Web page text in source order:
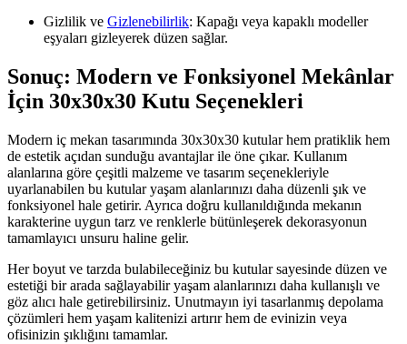
Gizlilik ve Gizlenebilirlik: Kapağı veya kapaklı modeller
eşyaları gizleyerek düzen sağlar.
Sonuç: Modern ve Fonksiyonel Mekânlar
İçin 30x30x30 Kutu Seçenekleri
Modern iç mekan tasarımında 30x30x30 kutular hem pratiklik hem
de estetik açıdan sunduğu avantajlar ile öne çıkar. Kullanım
alanlarına göre çeşitli malzeme ve tasarım seçenekleriyle
uyarlanabilen bu kutular yaşam alanlarınızı daha düzenli şık ve
fonksiyonel hale getirir. Ayrıca doğru kullanıldığında mekanın
karakterine uygun tarz ve renklerle bütünleşerek dekorasyonun
tamamlayıcı unsuru haline gelir.
Her boyut ve tarzda bulabileceğiniz bu kutular sayesinde düzen ve
estetiği bir arada sağlayabilir yaşam alanlarınızı daha kullanışlı ve
göz alıcı hale getirebilirsiniz. Unutmayın iyi tasarlanmış depolama
çözümleri hem yaşam kalitenizi artırır hem de evinizin veya
ofisinizin şıklığını tamamlar.